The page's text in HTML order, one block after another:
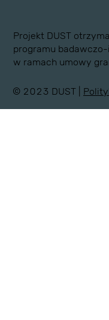
Projekt DUST
programu
w ramach umowy
© 2023 DUST |